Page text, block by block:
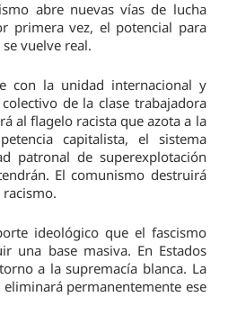
abre nuevas vías de lucha
primera vez, el potencial para
vuelve real.
con la unidad internacional y
de la clase trabajadora
al flagelo racista que azota a la
capitalista, el sistema
patronal de superexplotación
El comunismo destruirá
ideológico que el fascismo
una base masiva. En Estados
a la supremacía blanca. La
permanentemente ese